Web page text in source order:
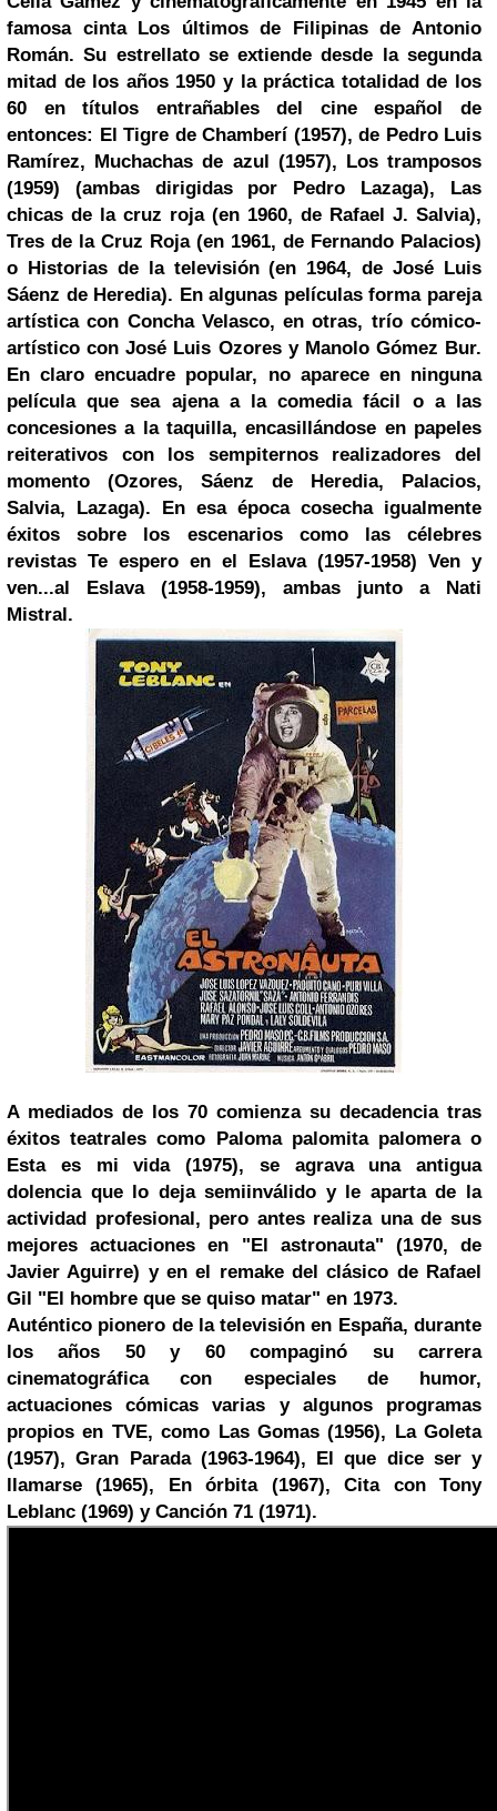
famosa cinta Los últimos de Filipinas de Antonio
Román. Su estrellato se extiende desde la segunda
mitad de los años 1950 y la práctica totalidad de los
60 en títulos entrañables del cine español de
entonces: El Tigre de Chamberí (1957), de Pedro Luis
Ramírez, Muchachas de azul (1957), Los tramposos
(1959) (ambas dirigidas por Pedro Lazaga), Las
chicas de la cruz roja (en 1960, de Rafael J. Salvia),
Tres de la Cruz Roja (en 1961, de Fernando Palacios)
o Historias de la televisión (en 1964, de José Luis
Sáenz de Heredia). En algunas películas forma pareja
artística con Concha Velasco, en otras, trío cómico-
artístico con José Luis Ozores y Manolo Gómez Bur.
En claro encuadre popular, no aparece en ninguna
película que sea ajena a la comedia fácil o a las
concesiones a la taquilla, encasillándose en papeles
reiterativos con los sempiternos realizadores del
momento (Ozores, Sáenz de Heredia, Palacios,
Salvia, Lazaga). En esa época cosecha igualmente
éxitos sobre los escenarios como las célebres
revistas Te espero en el Eslava (1957-1958) Ven y
ven...al Eslava (1958-1959), ambas junto a Nati
Mistral.
A mediados de los 70 comienza su decadencia tras
éxitos teatrales como Paloma palomita palomera o
Esta es mi vida (1975), se agrava una antigua
dolencia que lo deja semiinválido y le aparta de la
actividad profesional, pero antes realiza una de sus
mejores actuaciones en "El astronauta" (1970, de
Javier Aguirre) y en el remake del clásico de Rafael
Gil
"El hombre que se quiso matar" en 1973.
Auténtico pionero de la televisión en España, durante
los años 50 y 60 compaginó su carrera
cinematográfica con especiales de humor,
actuaciones cómicas varias y algunos programas
propios en TVE, como Las Gomas (1956),
La Goleta
(1957),Gran Parada(1963-1964), El que dice ser y
llamarse (1965), En órbita (1967), Cita con Tony
Leblanc (1969) y Canción 71 (1971).